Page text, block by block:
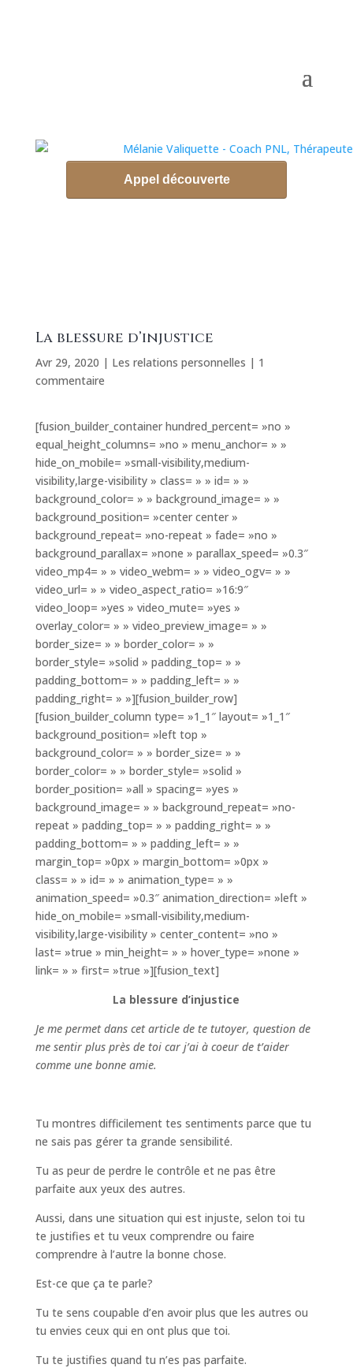
La blessure d’injustice
Avr 29, 2020 | Les relations personnelles | 1
commentaire
[fusion_builder_container hundred_percent= »no »
equal_height_columns= »no » menu_anchor= » »
hide_on_mobile= »small-visibility,medium-
visibility,large-visibility » class= » » id= » »
background_color= » » background_image= » »
background_position= »center center »
background_repeat= »no-repeat » fade= »no »
background_parallax= »none » parallax_speed= »0.3″
video_mp4= » » video_webm= » » video_ogv= » »
video_url= » » video_aspect_ratio= »16:9″
video_loop= »yes » video_mute= »yes »
overlay_color= » » video_preview_image= » »
border_size= » » border_color= » »
border_style= »solid » padding_top= » »
padding_bottom= » » padding_left= » »
padding_right= » »][fusion_builder_row]
[fusion_builder_column type= »1_1″ layout= »1_1″
background_position= »left top »
background_color= » » border_size= » »
border_color= » » border_style= »solid »
border_position= »all » spacing= »yes »
background_image= » » background_repeat= »no-
repeat » padding_top= » » padding_right= » »
padding_bottom= » » padding_left= » »
margin_top= »0px » margin_bottom= »0px »
class= » » id= » » animation_type= » »
animation_speed= »0.3″ animation_direction= »left »
hide_on_mobile= »small-visibility,medium-
visibility,large-visibility » center_content= »no »
last= »true » min_height= » » hover_type= »none »
link= » » first= »true »][fusion_text]
La blessure d’injustice
Je me permet dans cet article de te tutoyer, question de
me sentir plus près de toi car j’ai à coeur de t’aider
comme une bonne amie.
Tu montres difficilement tes sentiments parce que tu
ne sais pas gérer ta grande sensibilité.
Tu as peur de perdre le contrôle et ne pas être
parfaite aux yeux des autres.
Aussi, dans une situation qui est injuste, selon toi tu
te justifies et tu veux comprendre ou faire
comprendre à l’autre la bonne chose.
Est-ce que ça te parle?
Tu te sens coupable d’en avoir plus que les autres ou
tu envies ceux qui en ont plus que toi.
Tu te justifies quand tu n’es pas parfaite.